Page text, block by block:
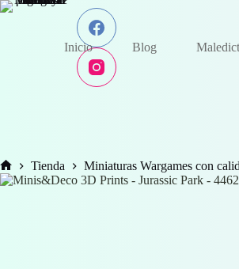
Saltar
Inicio
Blog
Inicio
Tienda Miniaturas Wargames con